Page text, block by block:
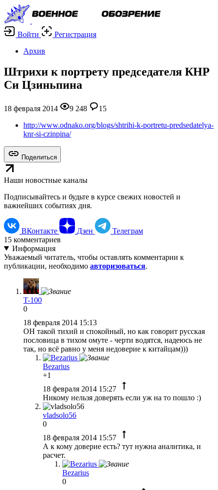
Войти
Регистрация
Архив
Штрихи к портрету председателя КНР
Си Цзиньпина
18 февраля 2014 9 248
15
http://www.odnako.org/blogs/shtrihi-k-portretu-predsedatelya-
knr-si-czinpina/
Поделиться
Наши новостные каналы
Подписывайтесь и будьте в курсе свежих новостей и
важнейших событиях дня.
ВКонтакте Дзен
Телеграм
15 комментариев
Информация
Уважаемый читатель, чтобы оставлять комментарии к
публикации, необходимо авторизоваться.
T-100
0
18 февраля 2014 15:13
ОН такой тихий и спокойный, но как говорит русская
пословица в тихом омуте - черти водятся, надеюсь не
так, но всё равно у меня недоверие к китайцам)))
Bezarius
+1
18 февраля 2014 15:27
Никому нельзя доверять если уж на то пошло :)
vladsolo56
0
18 февраля 2014 15:57
А к кому доверие есть? тут нужна аналитика, и
расчет.
Bezarius
0